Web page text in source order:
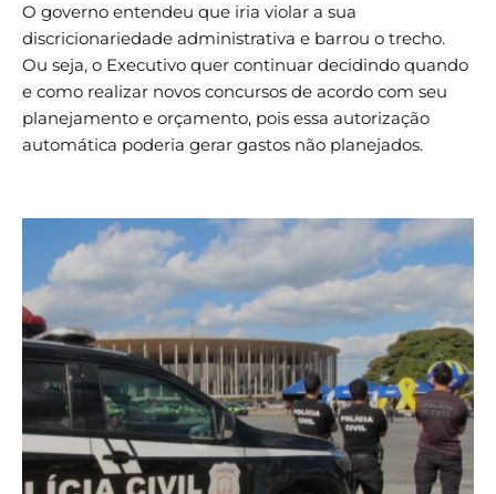
O governo entendeu que iria violar a sua
discricionariedade administrativa e barrou o trecho.
Ou seja, o Executivo quer continuar decidindo quando
e como realizar novos concursos de acordo com seu
planejamento e orçamento, pois essa autorização
automática poderia gerar gastos não planejados.